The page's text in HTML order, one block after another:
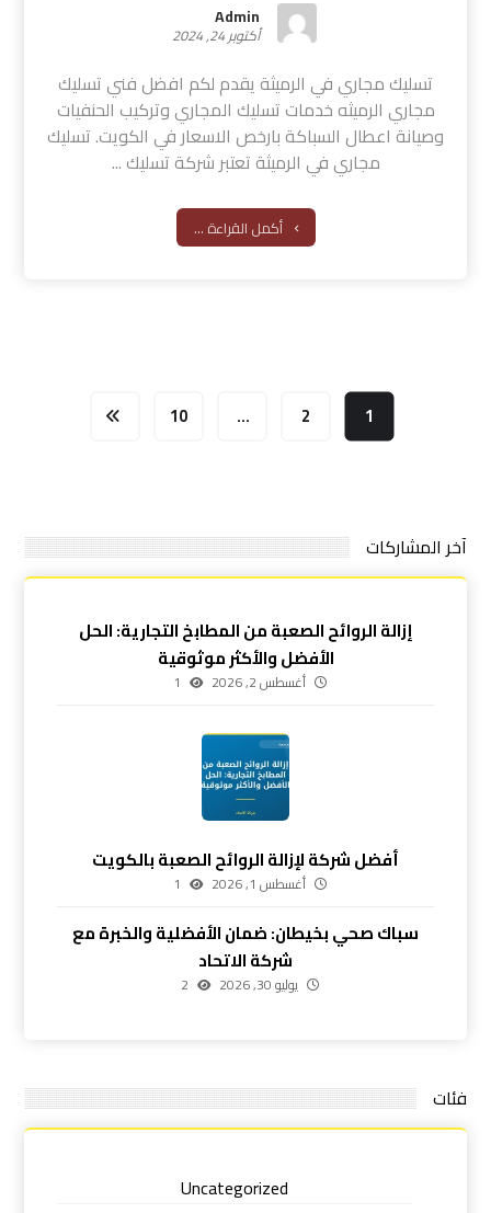
Admin
أكتوبر 24, 2024
تسليك مجاري في الرميثة يقدم لكم افضل فني تسليك
مجاري الرميثه خدمات تسليك المجاري وتركيب الحنفيات
وصيانة اعطال السباكة بارخص الاسعار في الكويت. تسليك
مجاري في الرميثة تعتبر شركة تسليك ...
أكمل القراءة ...
1
2
…
10
آخر المشاركات
إزالة الروائح الصعبة من المطابخ التجارية: الحل
الأفضل والأكثر موثوقية
أغسطس 2, 2026 1
أفضل شركة لإزالة الروائح الصعبة بالكويت
أغسطس 1, 2026 1
سباك صحي بخيطان: ضمان الأفضلية والخبرة مع
شركة الاتحاد
يوليو 30, 2026 2
فئات
Uncategorized